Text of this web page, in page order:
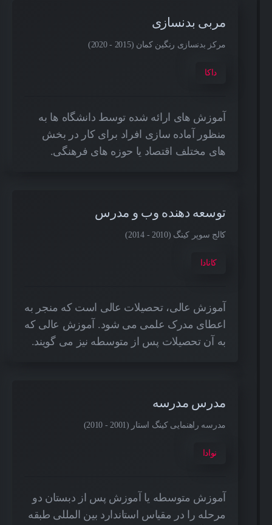
مربی بدنسازی
مرکز بدنسازی رنگین کمان (2015 - 2020)
داکا
آموزش های ارائه شده توسط دانشگاه ها به
منظور آماده سازی افراد برای کار در بخش
های مختلف اقتصاد یا حوزه های فرهنگی.
توسعه دهنده وب و مدرس
کالج سوپر کینگ (2010 - 2014)
کانادا
آموزش عالی، تحصیلات عالی است که منجر به
اعطای مدرک علمی می شود. آموزش عالی که
به آن تحصیلات پس از متوسطه نیز می گویند.
مدرس مدرسه
مدرسه راهنمایی کینگ استار (2001 - 2010)
نوادا
آموزش متوسطه یا آموزش پس از دبستان دو
مرحله را در مقیاس استاندارد بین المللی طبقه